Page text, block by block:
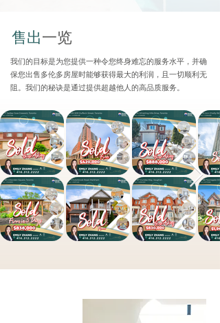
售出一览
我们的目标是为您提供一种令您终身难忘的服务水平，并确
保您出售多伦多房屋时能够获得最大的利润，且一切顺利无
阻。我们的秘诀是通过提供超越他人的高品质服务。